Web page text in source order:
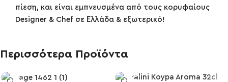
πίεση, και είναι εμπνευσμένα από τους κορυφαίους
Designer & Chef σε Ελλάδα & εξωτερικό!
Περισσότερα Προϊόντα